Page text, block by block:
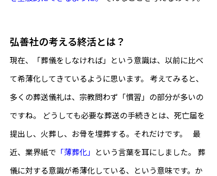
弘善社の考える終活とは？
現在、「葬儀をしなければ」という意識は、以前に比べ
て希薄化してきているように思います。 考えてみると、
多くの葬送儀礼は、宗教問わず「慣習」の部分が多いの
ですね。 どうしても必要な葬送の手続きとは、死亡届を
提出し、火葬し、お骨を埋葬する。それだけです。 最
近、業界紙で 「薄葬化」 という言葉を耳にしました。 葬
儀に対する意識が希薄化している、という意味です。か